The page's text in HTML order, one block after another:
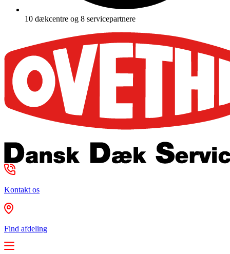
10 dækcentre og 8 servicepartnere
Kontakt os
Find afdeling